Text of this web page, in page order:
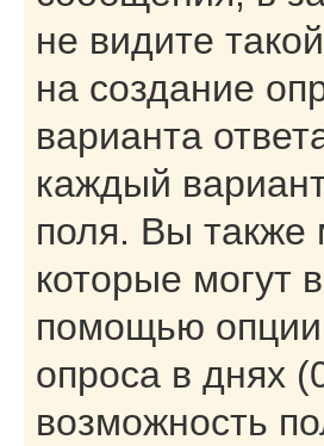
не видите
на создание
варианта
каждый
поля. Вы также
которые могут
помощью опции
опроса в днях
возможность